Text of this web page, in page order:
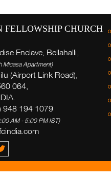
FELLOWSHIP CHURCH
Enclave, Bellahalli,
Micasa Apartment)
(Airport Link Road),
064,
948 194 1079
AM - 5:00 PM IST)